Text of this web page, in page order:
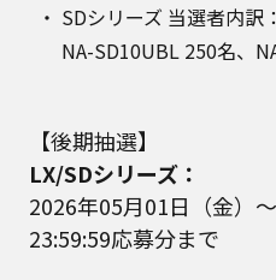
SDシリーズ 当選者内訳：
NA-SD10UBL 250名、
【後期抽選】
LX/SDシリーズ：
2026年05月01日（金）
23:59:59応募分まで